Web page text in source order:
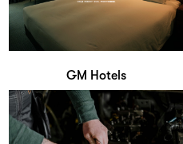
GM Hotels